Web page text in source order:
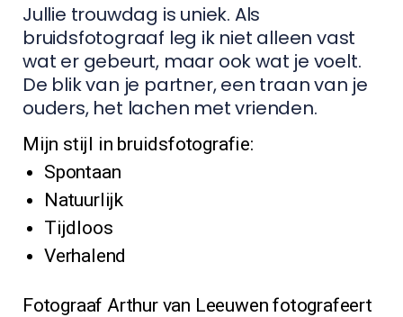
Jullie trouwdag is uniek. Als
bruidsfotograaf leg ik niet alleen vast
wat er gebeurt, maar ook wat je voelt.
De blik van je partner, een traan van je
ouders, het lachen met vrienden.
Mijn stijl in bruidsfotografie:
Spontaan
Natuurlijk
Tijdloos
Verhalend
Fotograaf Arthur van Leeuwen fotografeert